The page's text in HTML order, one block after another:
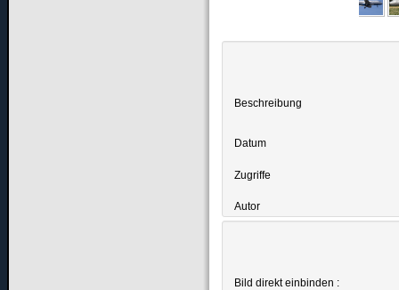
Beschreibung
Datum
Zugriffe
Autor
Bild direkt einbinden :